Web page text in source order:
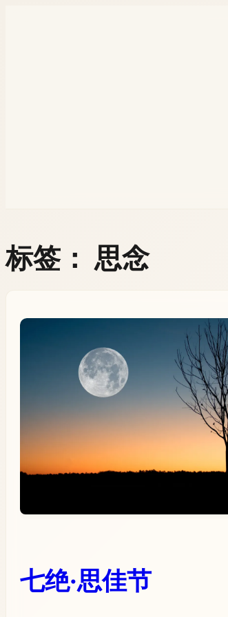
标签： 思念
七绝·思佳节